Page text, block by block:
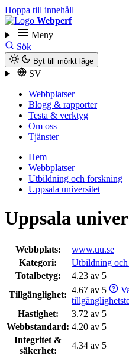
Hoppa till innehåll
Webperf
Meny
Sök
Byt till mörkt läge
SV
Webbplatser
Blogg & rapporter
Testa & verktyg
Om oss
Tjänster
Hem
Webbplatser
Utbildning och forskning
Uppsala universitet
Uppsala
Webbplats:
www.uu.se
Kategori:
Utbildning
Totalbetyg:
4.23 av 5
Tillgänglighet: 4.67 av 5
Hastighet:
3.72 av 5
Webbstandard: 4.20 av 5
Integritet &
säkerhet:
4.34 av 5